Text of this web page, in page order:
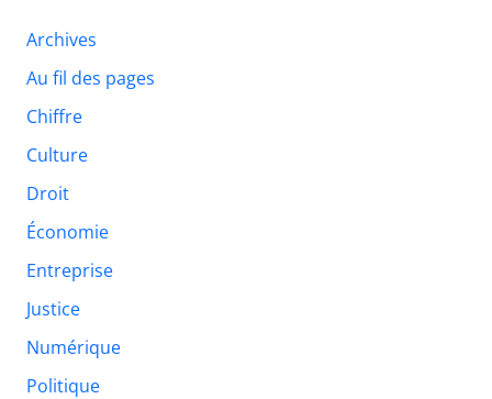
Archives
Au fil des pages
Chiffre
Culture
Droit
Économie
Entreprise
Justice
Numérique
Politique